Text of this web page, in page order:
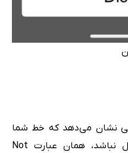
نشان می‌دهد که خط شما
مشغول مکالمه باشد. اگر فعال نباشد، همان عبارت Not